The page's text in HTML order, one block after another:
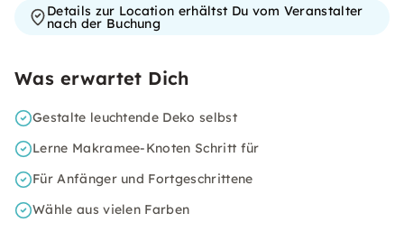
Details zur Location erhältst Du vom Veranstalter
nach der Buchung
Was erwartet Dich
Gestalte leuchtende Deko selbst
Lerne Makramee-Knoten Schritt für
Für Anfänger und Fortgeschrittene
Wähle aus vielen Farben